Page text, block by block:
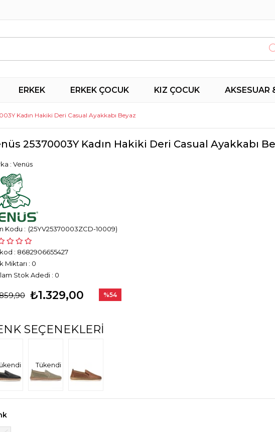
ERKEK ERKEK ÇOCUK KIZ ÇOCUK AKSESUAR
Kadın Hakiki Deri Casual Ayakkabı Beyaz
25370003Y Kadın Hakiki Deri Casual Ayakkabı
: Venüs
(25YV25370003ZCD-10009)
: 8682906655427
Miktarı : 0
Stok Adedi : 0
₺1.329,00 %54
SEÇENEKLERI
Tükendi